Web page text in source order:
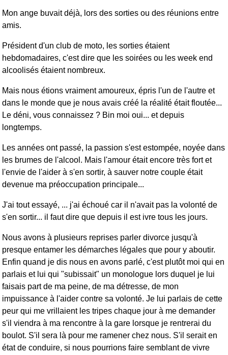
Mon ange buvait déjà, lors des sorties ou des réunions entre
amis.
Président d'un club de moto, les sorties étaient
hebdomadaires, c'est dire que les soirées ou les week end
alcoolisés étaient nombreux.
Mais nous étions vraiment amoureux, épris l'un de l'autre et
dans le monde que je nous avais créé la réalité était floutée...
Le déni, vous connaissez ? Bin moi oui... et depuis
longtemps.
Les années ont passé, la passion s'est estompée, noyée dans
les brumes de l'alcool. Mais l'amour était encore très fort et
l'envie de l'aider à s'en sortir, à sauver notre couple était
devenue ma préoccupation principale...
J'ai tout essayé, ... j'ai échoué car il n'avait pas la volonté de
s'en sortir... il faut dire que depuis il est ivre tous les jours.
Nous avons à plusieurs reprises parler divorce jusqu'à
presque entamer les démarches légales que pour y aboutir.
Enfin quand je dis nous en avons parlé, c'est plutôt moi qui en
parlais et lui qui "subissait" un monologue lors duquel je lui
faisais part de ma peine, de ma détresse, de mon
impuissance à l'aider contre sa volonté. Je lui parlais de cette
peur qui me vrillaient les tripes chaque jour à me demander
s'il viendra à ma rencontre à la gare lorsque je rentrerai du
boulot. S'il sera là pour me ramener chez nous. S'il serait en
état de conduire, si nous pourrions faire semblant de vivre